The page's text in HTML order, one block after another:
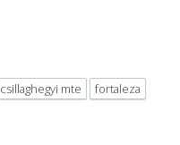
csillaghegyi mte fortaleza